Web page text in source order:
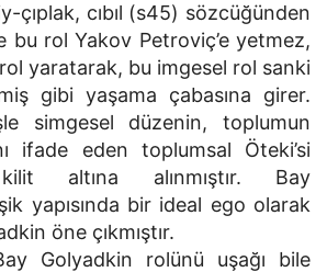
çıplak, cıbıl (s45) sözcüğünden
bu rol Yakov Petroviç’e yetmez,
rol yaratarak, bu imgesel rol sanki
gibi yaşama çabasına girer.
simgesel düzenin, toplumun
ifade eden toplumsal Öteki’si
altına alınmıştır. Bay
yapısında bir ideal ego olarak
öne çıkmıştır.
Golyadkin rolünü uşağı bile